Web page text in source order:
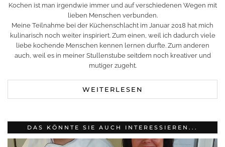
Kochen ist man irgendwie immer und auf verschiedenen Wegen mit
lieben Menschen verbunden.
Meine Teilnahme bei der Küchenschlacht im Januar 2018 hat mich
kulinarisch noch weiter inspiriert. Zum einen, weil ich dadurch viele
liebe kochende Menschen kennen lernen durfte. Zum anderen
auch, weil es in meiner Stullenstube seitdem noch kreativer und
mutiger zugeht.
WEITERLESEN
DAS KÖNNTE SIE AUCH INTERESSIEREN...